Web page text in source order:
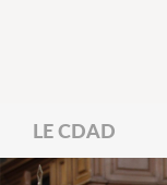
LE CDAD